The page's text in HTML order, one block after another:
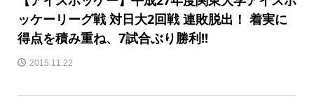
ッケーリーグ戦 対日大2回戦 連敗脱出！ 着実に
得点を積み重ね、7試合ぶり勝利!!
2015.11.22